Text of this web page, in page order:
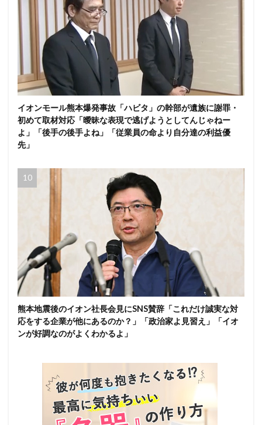
イオンモール熊本爆発事故「ハビタ」の幹部が遺族に謝罪・
初めて取材対応「曖昧な表現で逃げようとしてんじゃねー
よ」「後手の後手よね」「従業員の命より自分達の利益優
先」
熊本地震後のイオン社長会見にSNS賛辞「これだけ誠実な対
応をする企業が他にあるのか？」「政治家よ見習え」「イオ
ンが好調なのがよくわかるよ」